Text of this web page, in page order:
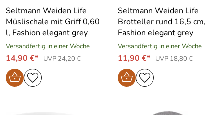
Seltmann Weiden Life
Müslischale mit Griff 0,60
l, Fashion elegant grey
Versandfertig in einer Woche
14,90 €* UVP 24,20 €
Seltmann Weiden Life
Brotteller rund 16,5 cm,
Fashion elegant grey
Versandfertig in einer Woche
11,90 €* UVP 18,80 €